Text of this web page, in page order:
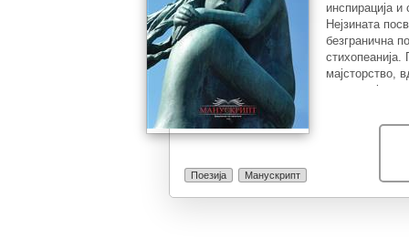
Поезија Манускрипт
инспирација
Нејзината
безгранична
стихопеанија.
мајсторство,
експресија и
склопот на